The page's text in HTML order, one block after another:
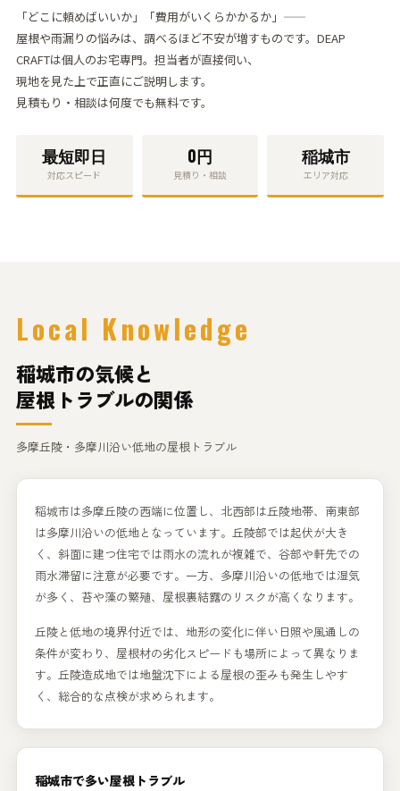
「どこに頼めばいいか」「費用がいくらかかるか」——
屋根や雨漏りの悩みは、調べるほど不安が増すものです。 DEAP
CRAFTは個人のお宅専門。担当者が直接伺い、
現地を見た上で正直にご説明します。
見積もり・相談は何度でも無料です。
最短即日
対応スピード
0円
見積り・相談
稲城市
エリア対応
Local Knowledge
稲城市の気候と
屋根トラブルの関係
多摩丘陵・多摩川沿い低地の屋根トラブル
稲城市は多摩丘陵の西端に位置し、北西部は丘陵地帯、南東部
は多摩川沿いの低地となっています。丘陵部では起伏が大き
く、斜面に建つ住宅では雨水の流れが複雑で、谷部や軒先での
雨水滞留に注意が必要です。一方、多摩川沿いの低地では湿気
が多く、苔や藻の繁殖、屋根裏結露のリスクが高くなります。
丘陵と低地の境界付近では、地形の変化に伴い日照や風通しの
条件が変わり、屋根材の劣化スピードも場所によって異なりま
す。丘陵造成地では地盤沈下による屋根の歪みも発生しやす
く、総合的な点検が求められます。
稲城市で多い屋根トラブル